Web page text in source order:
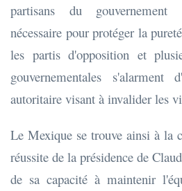
partisans du
nécessaire pour protéger la
les partis d'opposition et
gouvernementales
autoritaire visant à invalider les
Le Mexique se trouve ainsi à la
réussite de la présidence de
de sa capacité à maintenir